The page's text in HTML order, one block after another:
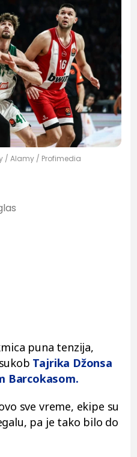
/ Alamy / Profimedia
puna tenzija,
Tajrika Džonsa
Barcokasom.
sve vreme, ekipe su
pa je tako bilo do